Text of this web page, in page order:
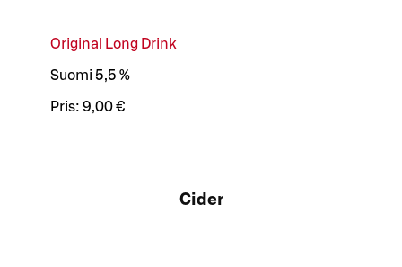
Original Long Drink
Suomi 5,5 %
Pris: 9,00 €
Cider